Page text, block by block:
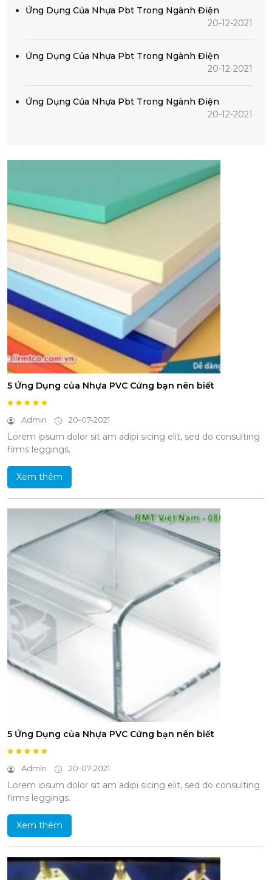
Ứng Dụng Của Nhựa Pbt Trong Ngành Điện
20-12-2021
Ứng Dụng Của Nhựa Pbt Trong Ngành Điện
20-12-2021
Ứng Dụng Của Nhựa Pbt Trong Ngành Điện
20-12-2021
5 Ứng Dụng của Nhựa PVC Cứng bạn nên biết
Admin 20-07-2021
Lorem ipsum dolor sit am adipi sicing elit, sed do consulting
firms leggings.
Xem thêm
5 Ứng Dụng của Nhựa PVC Cứng bạn nên biết
Admin 20-07-2021
Lorem ipsum dolor sit am adipi sicing elit, sed do consulting
firms leggings.
Xem thêm